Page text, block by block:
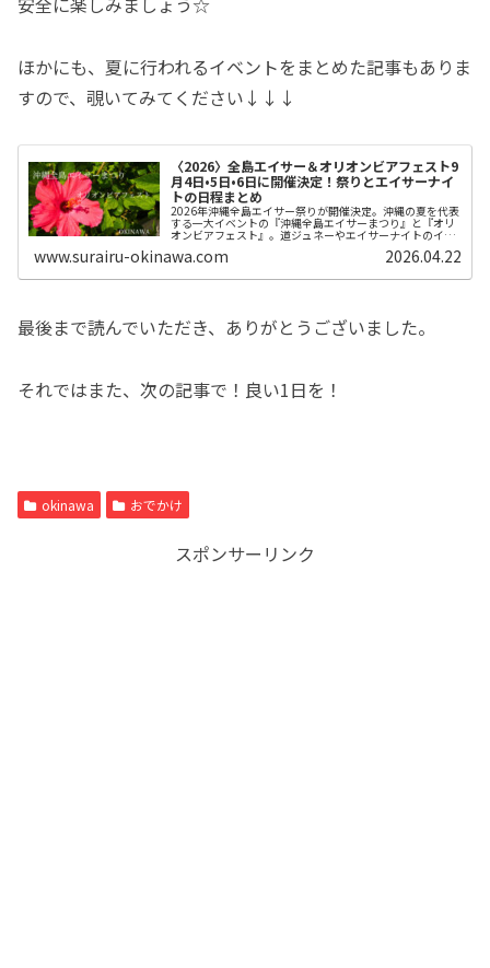
ほかにも、夏に行われるイベントをまとめた記事もありま
すので、覗いてみてください↓↓↓
〈2026〉全島エイサー＆オリオンビアフェスト9
月4日•5日•6日に開催決定！祭りとエイサーナイ
トの日程まとめ
2026年沖縄全島エイサー祭りが開催決定。沖縄の夏を代表
する一大イベントの『沖縄全島エイサーまつり』と『オリ
オンビアフェスト』。道ジュネーやエイサーナイトのイベ
ント日程や会場周辺の駐車場情報をまとめた記事をご紹介
したいと思います。
www.surairu-okinawa.com 2026.04.22
最後まで読んでいただき、ありがとうございました。
それではまた、次の記事で！良い1日を！
okinawa おでかけ
スポンサーリンク